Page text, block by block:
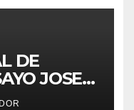
MOHO.
DE
JOSE